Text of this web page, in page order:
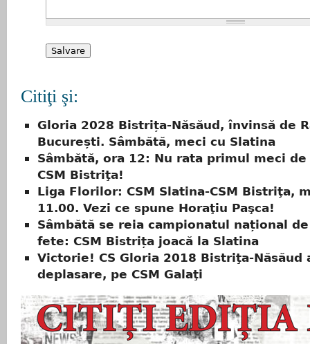
Citiţi şi:
Gloria 2028 Bistrița-Năsăud, învinsă de
București. Sâmbătă, meci cu Slatina
Sâmbătă, ora 12: Nu rata primul meci de
CSM Bistriţa!
Liga Florilor: CSM Slatina-CSM Bistriţa,
11.00. Vezi ce spune Horaţiu Paşca!
Sâmbătă se reia campionatul național
fete: CSM Bistrița joacă la Slatina
Victorie! CS Gloria 2018 Bistriţa-Năsăud
deplasare, pe CSM Galaţi